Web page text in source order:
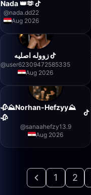
Nada 👑🫶
@nada.dd22
Aug 2026
زووله اصليه
@user62309472585335
Aug 2026
🥀⛰️Norhan-Hefzyy⛰️
🥀
@sanaahefzy13.9
Aug 2026
1 2